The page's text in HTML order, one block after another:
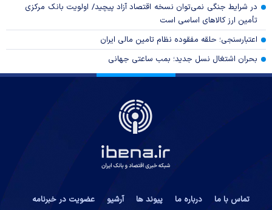
در شرایط جنگی نمی‌توان نسخه اقتصاد آزاد پیچید/ اولویت بانک مرکزی
تأمین ارز کالا‌های اساسی است
اعتبارسنجی؛ حلقه مفقوده نظام تامین مالی ایران
بحران اشتغال نسل جدید؛ بمب ساعتی جهانی
تماس با ما درباره ما پیوند ها آرشیو
عضویت در خبرنامه